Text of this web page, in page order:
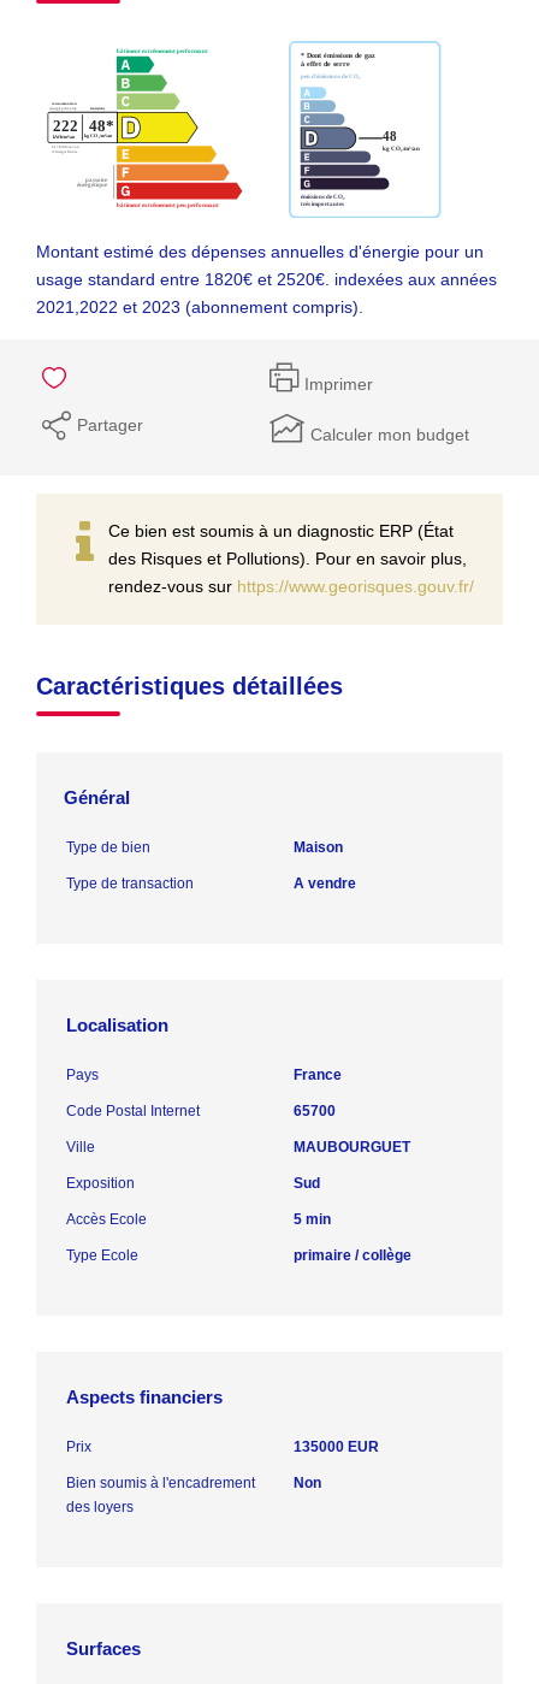
Montant estimé des dépenses annuelles d'énergie pour un
usage standard entre 1820€ et 2520€. indexées aux années
2021,2022 et 2023 (abonnement compris).
Imprimer
Partager Calculer mon budget
Ce bien est soumis à un diagnostic ERP (État
des Risques et Pollutions). Pour en savoir plus,
rendez-vous sur https://www.georisques.gouv.fr/
Caractéristiques détaillées
Général
Type de bien Maison
Type de transaction A vendre
Localisation
Pays France
Code Postal Internet 65700
Ville MAUBOURGUET
Exposition Sud
Accès Ecole 5 min
Type Ecole primaire / collège
Aspects financiers
Prix 135000 EUR
Bien soumis à l'encadrement
des loyers
Non
Surfaces